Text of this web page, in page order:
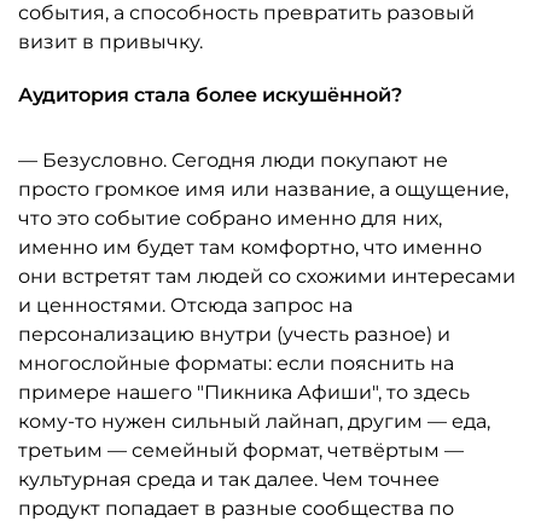
события, а способность превратить разовый
визит в привычку.
Аудитория стала более искушённой?
— Безусловно. Сегодня люди покупают не
просто громкое имя или название, а ощущение,
что это событие собрано именно для них,
именно им будет там комфортно, что именно
они встретят там людей со схожими интересами
и ценностями. Отсюда запрос на
персонализацию внутри (учесть разное) и
многослойные форматы: если пояснить на
примере нашего "Пикника Афиши", то здесь
кому-то нужен сильный лайнап, другим — еда,
третьим — семейный формат, четвёртым —
культурная среда и так далее. Чем точнее
продукт попадает в разные сообщества по